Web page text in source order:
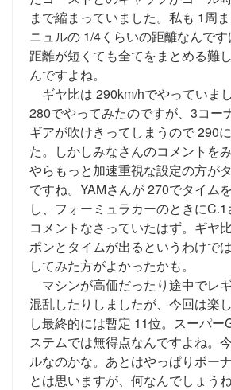
まで縮まっていました。私も 1周ま
ニュルの 1/4くらいの距離なんで
距離が短くても全てをまとめる難
んですよね。
ギヤ比は 290km/hでやっていま
280でやってみたのですが、3コー
ギアが吹けきってしまうので 290
た。しかしみなさんのコメントを
やらもっと加速重視な設定の方が
ですね。YAMさんが 270でタイム
し、フォーミュラカーのときに
コメントなさっていたはず。ギヤ
ポンとタイムが出るというわけで
してみた方がよかったかも。
マシンが高価だったり途中でレ
混乱したりしましたが、今回は楽
し最終的には暫定 11位。スーパー
ステムでは無得点なんですよね。
ルなのかな。あとはやっぱりボー
とは思いますが、何なんでしょうね